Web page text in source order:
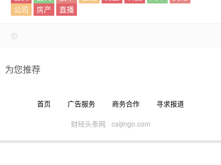
公司
房产 直播
为您推荐
首页 广告服务 商务合作 寻求报道
财经头条网 caijingo.com